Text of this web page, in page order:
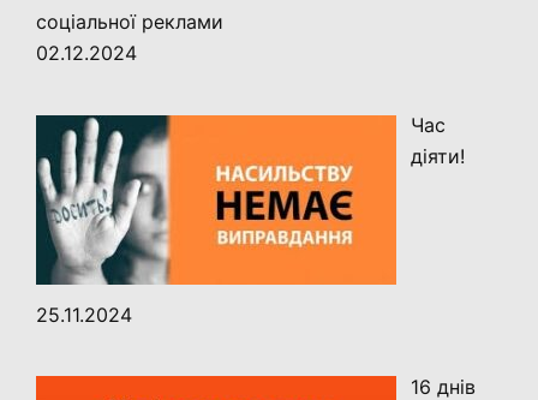
соціальної реклами
02.12.2024
Час
діяти!
25.11.2024
16 днів